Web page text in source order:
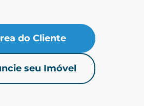
do Cliente
seu Imóvel